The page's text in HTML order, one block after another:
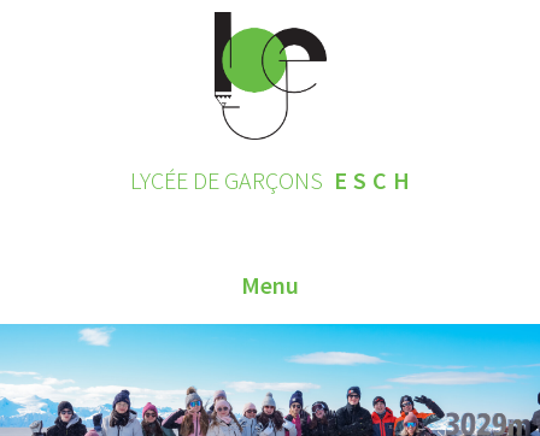
LYCÉE DE GARÇONS ESCH
Menu
HOME
CONTACT